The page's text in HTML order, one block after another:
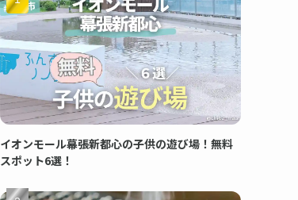
イオンモール幕張新都心の子供の遊び場！無料
スポット6選！